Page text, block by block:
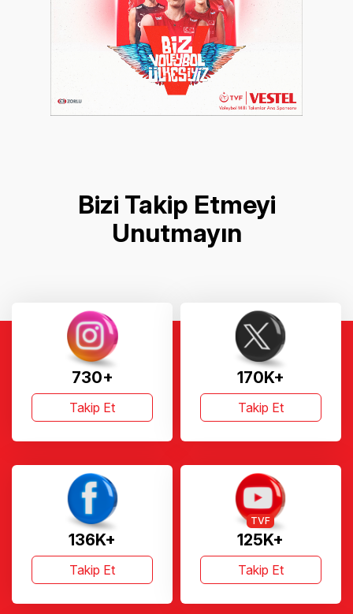
Bizi Takip Etmeyi
Unutmayın
730+
Takip Et
170K+
Takip Et
136K+
Takip Et
125K+
TVF
Takip Et